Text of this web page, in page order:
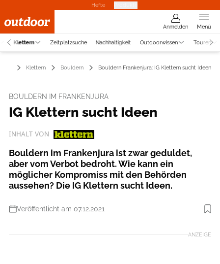
Hefte
Anmelden Menü
Klettern Zeltplatzsuche Nachhaltigkeit Outdoorwissen Touren
Klettern Bouldern Bouldern Frankenjura: IG Klettern sucht Ideen
BOULDERN IM FRANKENJURA
IG Klettern sucht Ideen
INHALT VON
Bouldern im Frankenjura ist zwar geduldet,
aber vom Verbot bedroht. Wie kann ein
möglicher Kompromiss mit den Behörden
aussehen? Die IG Klettern sucht Ideen.
Veröffentlicht am 07.12.2021
Foto: Sarah Burmester
ANZEIGE